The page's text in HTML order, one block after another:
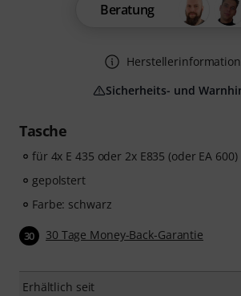
Tasche
für 4x E 435 oder 2x E835 (oder EA 600)
gepolstert
Farbe: schwarz
30 30 Tage Money-Back-Garantie
Erhältlich seit
Beratung
Sicherheits- und